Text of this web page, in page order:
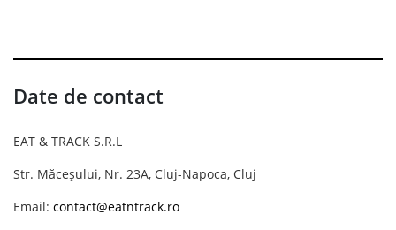
Date de contact
EAT & TRACK S.R.L
Str. Măceșului, Nr. 23A, Cluj-Napoca, Cluj
Email: contact@eatntrack.ro